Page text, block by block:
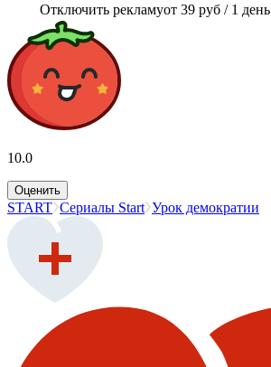
Отключить рекламуот 39 руб / 1 день
10.0
Оценить
START Сериалы Start Урок демократии